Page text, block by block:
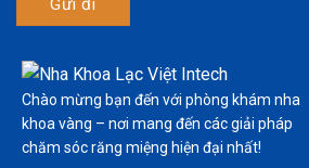
Chào mừng bạn đến với phòng khám nha
khoa vàng – nơi mang đến các giải pháp
chăm sóc răng miệng hiện đại nhất!